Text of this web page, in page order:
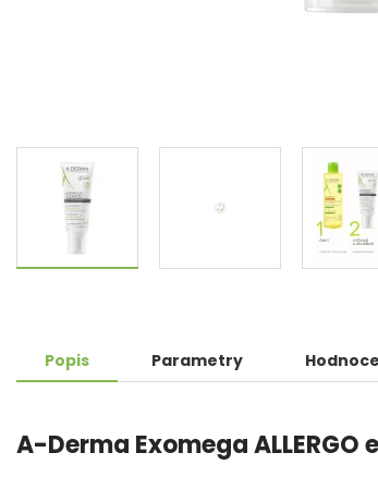
Popis Parametry
A-Derma Exomega